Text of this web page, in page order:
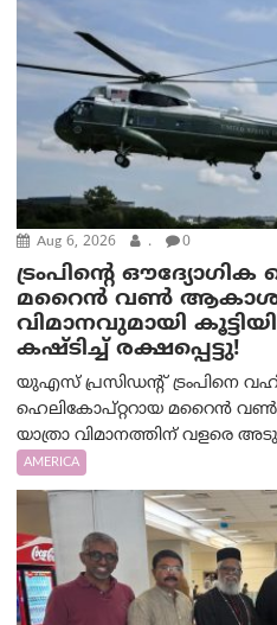
Aug 6, 2026 . 0
ട്രം‌പിന്റെ ഔദ്യോഗിക
മറൈന്‍ വണ്‍
വിമാനവുമായി
കഷ്ടിച്ച് രക്ഷപ്പെട്ടു!
യുഎസ് പ്രസിഡന്റ് ട്രംപിനെ
ഹെലികോപ്റ്ററായ മറൈൻ വൺ,
യാത്രാ വിമാനത്തിന് വളരെ
AMERICA